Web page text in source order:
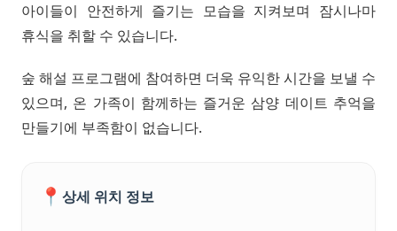
아이들이 안전하게 즐기는 모습을 지켜보며 잠시나마
휴식을 취할 수 있습니다.
숲 해설 프로그램에 참여하면 더욱 유익한 시간을 보낼 수
있으며, 온 가족이 함께하는 즐거운 삼양 데이트 추억을
만들기에 부족함이 없습니다.
📍 상세 위치 정보